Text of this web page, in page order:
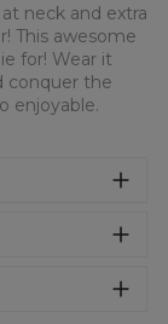
neck and extra
This awesome
for! Wear it
conquer the
enjoyable.
tyłu.
zachować